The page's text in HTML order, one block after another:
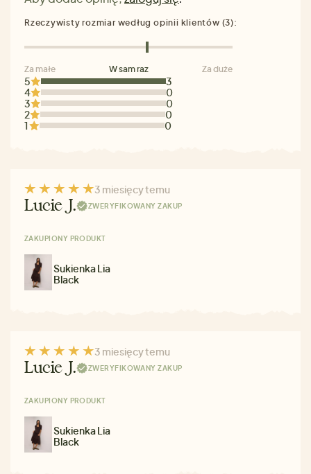
5
3
4
0
3
0
2
0
1
0
Rzeczywisty rozmiar według opinii klientów (3):
Za małe W sam raz Za duże
3 miesięcy temu
Lucie J. ZWERYFIKOWANY ZAKUP
ZAKUPIONY PRODUKT
Sukienka Lia
Black
3 miesięcy temu
Lucie J. ZWERYFIKOWANY ZAKUP
ZAKUPIONY PRODUKT
Sukienka Lia
Black